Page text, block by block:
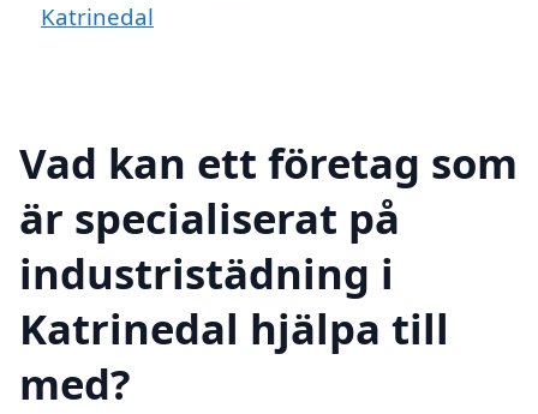
Katrinedal
Vad kan ett företag som
är specialiserat på
industristädning i
Katrinedal hjälpa till
med?